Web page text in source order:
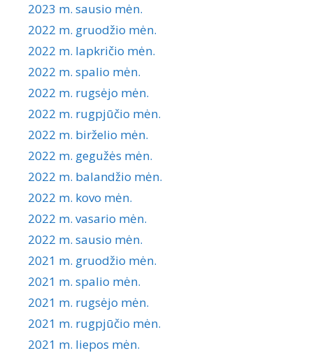
2023 m. sausio mėn.
2022 m. gruodžio mėn.
2022 m. lapkričio mėn.
2022 m. spalio mėn.
2022 m. rugsėjo mėn.
2022 m. rugpjūčio mėn.
2022 m. birželio mėn.
2022 m. gegužės mėn.
2022 m. balandžio mėn.
2022 m. kovo mėn.
2022 m. vasario mėn.
2022 m. sausio mėn.
2021 m. gruodžio mėn.
2021 m. spalio mėn.
2021 m. rugsėjo mėn.
2021 m. rugpjūčio mėn.
2021 m. liepos mėn.